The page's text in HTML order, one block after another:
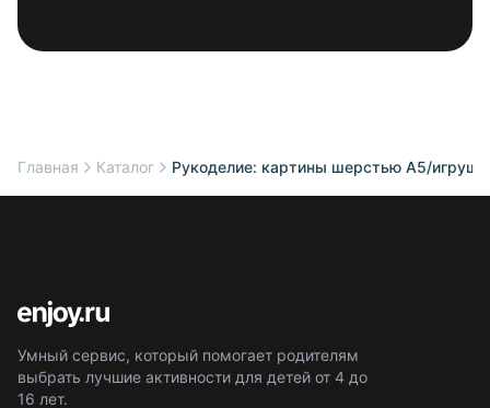
Главная Каталог Рукоделие: картины шерстью А5/
Умный сервис, который помогает родителям
выбрать лучшие активности для детей от 4 до
16 лет.